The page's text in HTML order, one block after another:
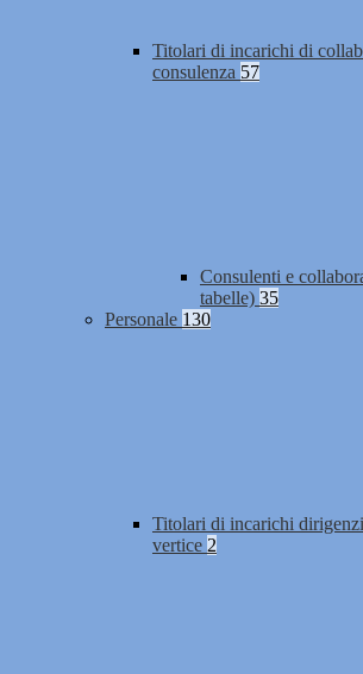
Titolari di incarichi di
consulenza 57
Consulenti e
tabelle) 35
Personale 130
Titolari di incarichi
vertice 2